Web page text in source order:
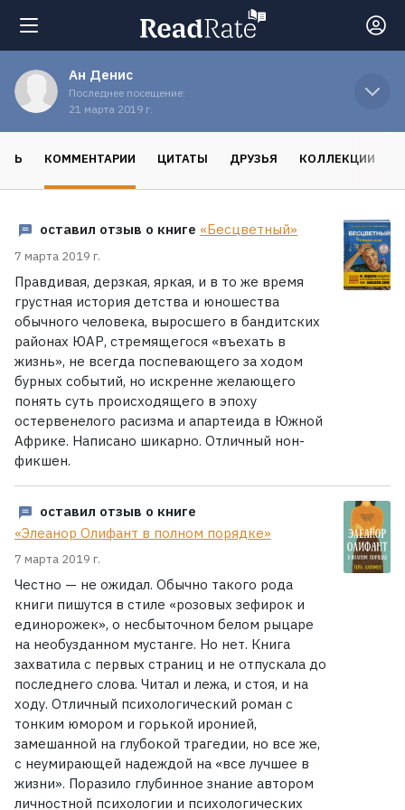
Поиск
Книги
Экранизации
Коллекции
Ан Денис
Последнее посещение:
21 марта 2019 г.
КОММЕНТАРИИ ЦИТАТЫ ДРУЗЬЯ КОЛЛЕКЦИИ
оставил отзыв о книге «Бесцветный»
7 марта 2019 г.
Правдивая, дерзкая, яркая, и в то же время
грустная история детства и юношества
обычного человека, выросшего в бандитских
районах ЮАР, стремящегося «въехать в
жизнь», не всегда поспевающего за ходом
бурных событий, но искренне желающего
понять суть происходящего в эпоху
остервенелого расизма и апартеида в Южной
Африке. Написано шикарно. Отличный нон-
фикшен.
оставил отзыв о книге
«Элеанор Олифант в полном порядке»
7 марта 2019 г.
Честно — не ожидал. Обычно такого рода
книги пишутся в стиле «розовых зефирок и
единорожек», о несбыточном белом рыцаре
на необузданном мустанге. Но нет. Книга
захватила с первых страниц и не отпускала до
последнего слова. Читал и лежа, и стоя, и на
ходу. Отличный психологический роман с
тонким юмором и горькой иронией,
замешанной на глубокой трагедии, но все же,
с неумирающей надеждой на «все лучшее в
жизни». Поразило глубинное знание автором
личностной психологии и психологических